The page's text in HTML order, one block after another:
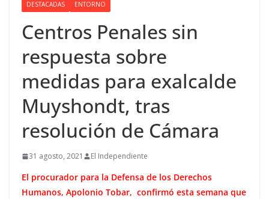
DESTACADAS ENTORNO
Centros Penales sin
respuesta sobre
medidas para exalcalde
Muyshondt, tras
resolución de Cámara
31 agosto, 2021 El Independiente
El procurador para la Defensa de los Derechos
Humanos, Apolonio Tobar, confirmó esta semana que